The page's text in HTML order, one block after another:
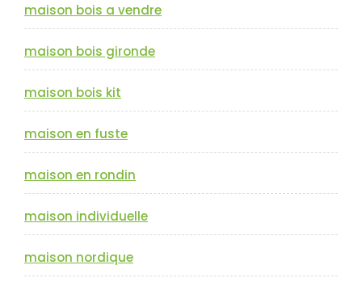
maison bois a vendre
maison bois gironde
maison bois kit
maison en fuste
maison en rondin
maison individuelle
maison nordique